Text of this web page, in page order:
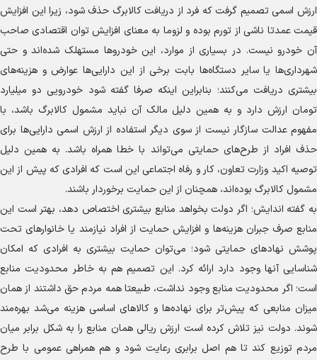
ارزش اسمی تصمیم گرفت که فرد از دریافت کالابرگ حذف شود، زیرا این افزایش
قیمت عمدتا ناشی از تورم بوده و لزوما به معنای افزایش توان اقتصادی صاحب
آن خودرو نیست. در بسیاری از موارد، این خودرو‌ها مستهلک شده‌اند و حتی
شهرداری‌ها یا سایر دستگاه‌ها بابت برخی از این دارایی‌ها عوارض و هزینه‌های
بیشتری دریافت می‌کنند؛ بنابراین اینکه صرفا گفته شود خودرویی دو میلیارد
تومان ارزش دارد و به همین دلیل مالک آن نباید مشمول کالابرگ باشد، با
مفهوم عدالت سازگار نیست از سوی دیگر استفاده از ارزش اسمی دارایی‌ها برای
حذف افراد از طرح‌های حمایتی می‌تواند با خطا همراه باشد. به همین دلیل
توصیه اکید وزارت تعاون، کار و رفاه اجتماعی این است که افرادی که پیش از این
مشمول کالابرگ بوده‌اند، همچنان از این حمایت برخوردار باشند.
به گفته اندایش؛ اگر دولت بخواهد منابع بیشتری اختصاص دهد، بهتر است این
منابع صرف جبران هزینه‌ها و افزایش حمایت از افراد نیازمند یا خانوار‌های تحت
پوشش نهاد‌های حمایتی شود؛ می‌توان حمایت بیشتری به افرادی که امکان
شناسایی آنها وجود دارد ارائه کرد. این تصمیم هم به خاطر محدودیت منابع
است؛ اگر محدودیت منابع وجود نداشت، طبیعتا همه مردم حق داشتند از همان
میزان منابعی که پیش‌تر برای نهاده‌ها و کالا‌های اساسی هزینه می‌شد بهره‌مند
شوند. دولت نیز تلاش کرده است ارزش ریالی همان منابع را به شکل برابر میان
مردم توزیع کند تا هم اصل برابری رعایت شود و هم همراهی عمومی با طرح